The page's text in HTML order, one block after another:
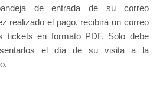
de entrada de su correo
realizado el pago, recibirá un correo
tickets en formato PDF. Solo debe
el día de su visita a la